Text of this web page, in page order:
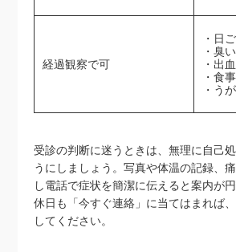
経過観察で可
・日
・臭
・出
・食
・う
受診の判断に迷うときは、無理に自己
うにしましょう。写真や体温の記録、
し電話で症状を簡潔に伝えると案内が
休日も「今すぐ連絡」に当てはまれば
してください。